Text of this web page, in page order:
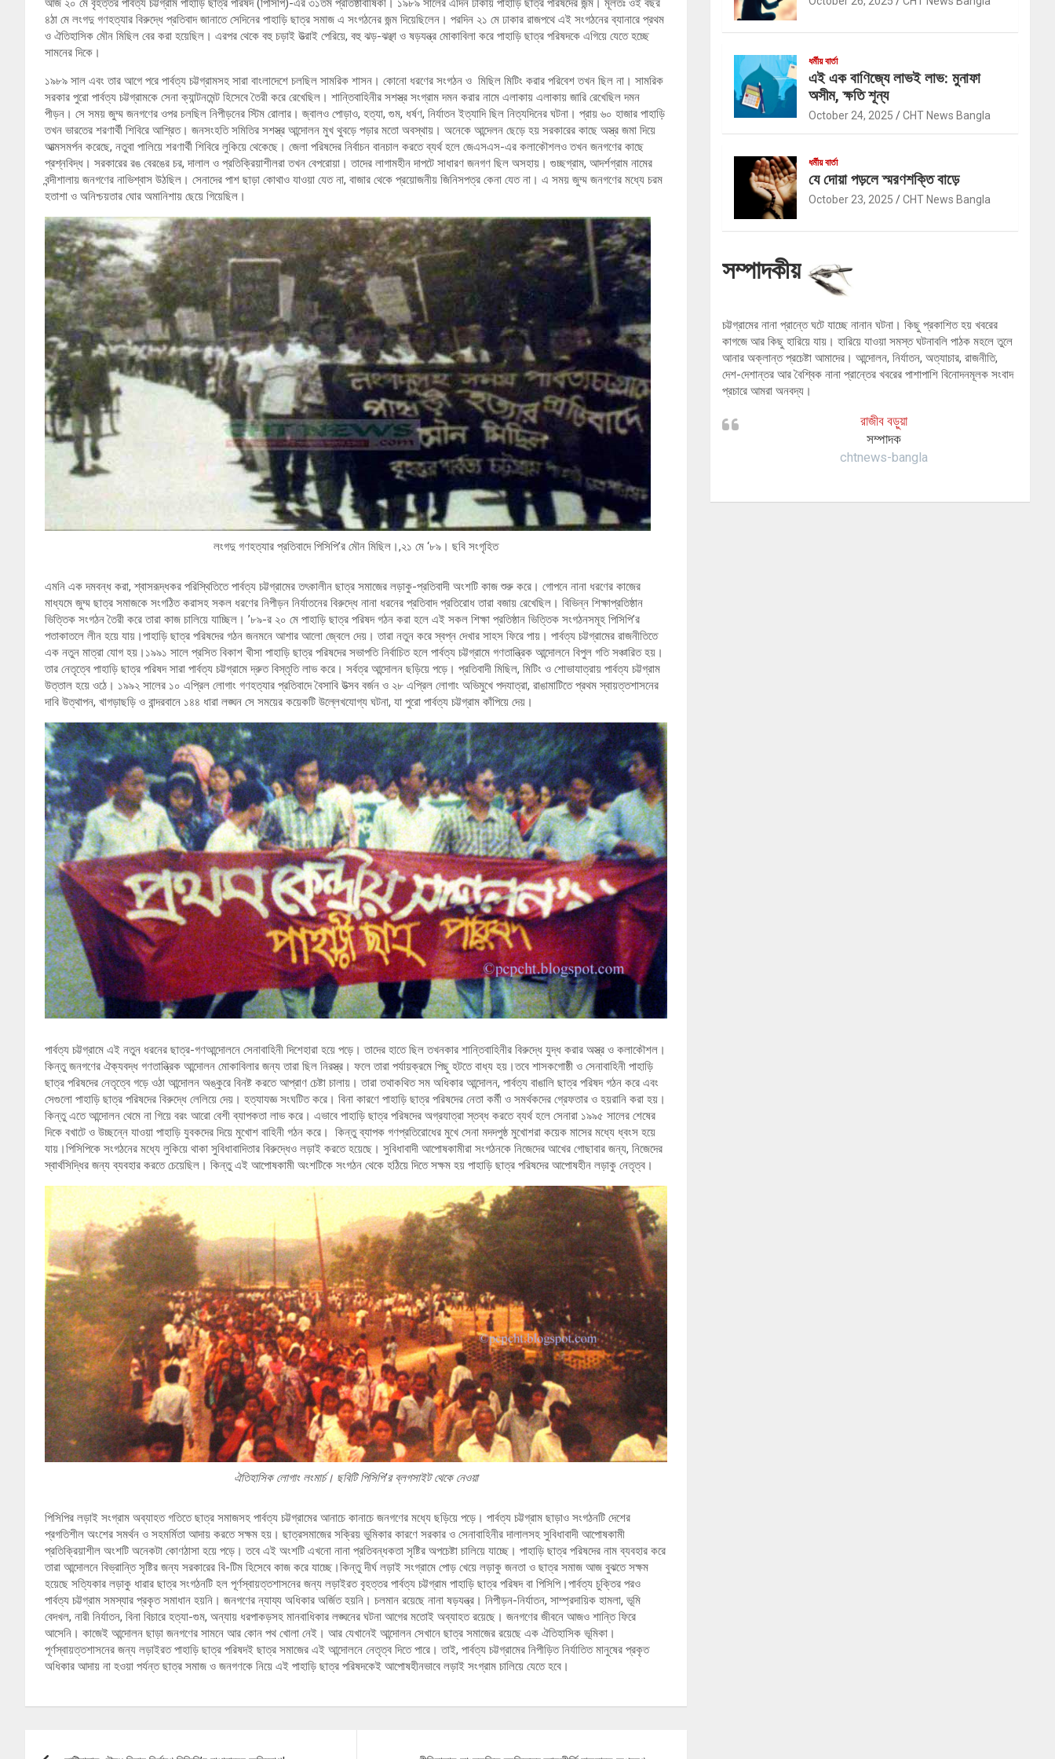
আজ ২০ মে বৃহত্তর পার্বত্য চট্টগ্রাম পাহাড়ি ছাত্র পরিষদ (পিসিপি)-এর ৩১তম প্রতিষ্ঠাবার্ষিকী। ১৯৮৯ সালের এদিন ঢাকায় পাহাড়ি ছাত্র পরিষদের জন্ম। মূলতঃ ওই বছর
৪ঠা মে লংগদু গণহত্যার বিরুদ্ধে প্রতিবাদ জানাতে সেদিনের পাহাড়ি ছাত্র সমাজ এ সংগঠনের জন্ম দিয়েছিলেন। পরদিন ২১ মে ঢাকার রাজপথে এই সংগঠনের ব্যানারে প্রথম
ও ঐতিহাসিক মৌন মিছিল বের করা হয়েছিল। এরপর থেকে বহু চড়াই উত্‍রাই পেরিয়ে, বহু ঝড়-ঝঞ্ছা ও ষড়যন্ত্র মোকাবিলা করে পাহাড়ি ছাত্র পরিষদকে এগিয়ে যেতে হচ্ছে
সামনের দিকে।
১৯৮৯ সাল এবং তার আগে পরে পার্বত্য চট্টগ্রামসহ সারা বাংলাদেশে চলছিল সামরিক শাসন। কোনো ধরণের সংগঠন ও মিছিল মিটিং করার পরিবেশ তখন ছিল না। সামরিক
সরকার পুরো পার্বত্য চট্টগ্রামকে সেনা ক্যান্টনমেন্ট হিসেবে তৈরী করে রেখেছিল। শান্তিবাহিনীর সশস্ত্র সংগ্রাম দমন করার নামে এলাকায় এলাকায় জারি রেখেছিল দমন
পীড়ন। সে সময় জুম্ম জনগণের ওপর চলছিল নিপীড়নের স্টিম রোলার। জ্বালও পোড়াও, হত্যা, গুম, ধর্ষণ, নির্যাতন ইত্যাদি ছিল নিত্যদিনের ঘটনা। প্রায় ৬০ হাজার পাহাড়ি
তখন ভারতের শরণার্থী শিবিরে আশ্রিত। জনসংহতি সমিতির সশস্ত্র আন্দোলন মুখ থুবড়ে পড়ার মতো অবস্থায়। অনেকে আন্দেলন ছেড়ে হয় সরকারের কাছে অস্ত্র জমা দিয়ে
আত্মসমর্পন করেছে, নতুবা পালিয়ে শরণার্থী শিবিরে লুকিয়ে থেকেছে। জেলা পরিষদের নির্বাচন বানচাল করতে ব্যর্থ হলে জেএসএস-এর কলাকৌশলও তখন জনগণের কাছে
প্রশ্নবিদ্ধ। সরকারের রঙ বেরঙের চর, দালাল ও প্রতিক্রিয়াশীলরা তখন বেপরোয়া। তাদের লাগামহীন দাপটে সাধারণ জনগণ ছিল অসহায়। গুচ্ছগ্রাম, আদর্শগ্রাম নামের
বন্দীশালায় জনগণের নাভিশ্বাস উঠছিল। সেনাদের পাশ ছাড়া কোথাও যাওয়া যেত না, বাজার থেকে প্রয়োজনীয় জিনিসপত্র কেনা যেত না। এ সময় জুম্ম জনগণের মধ্যে চরম
হতাশা ও অনিশ্চয়তার ঘোর অমানিশায় ছেয়ে গিয়েছিল।
লংগদু গণহত্যার প্রতিবাদে পিসিপি’র মৌন মিছিল।,২১ মে ‘৮৯। ছবি সংগৃহিত
এমনি এক দমবন্ধ করা, শ্বাসরূদ্ধকর পরিস্থিতিতে পার্বত্য চট্টগ্রামের তৎকালীন ছাত্র সমাজের লড়াকু-প্রতিবাদী অংশটি কাজ শুরু করে। গোপনে নানা ধরণের কাজের
মাধ্যমে জুম্ম ছাত্র সমাজকে সংগঠিত করাসহ সকল ধরণের নিপীড়ন নির্যাতনের বিরুদ্ধে নানা ধরনের প্রতিবাদ প্রতিরোধ তারা বজায় রেখেছিল। বিভিন্ন শিক্ষাপ্রতিষ্ঠান
ভিত্তিক সংগঠন তৈরী করে তারা কাজ চালিয়ে যাচ্ছিল। ’৮৯-র ২০ মে পাহাড়ি ছাত্র পরিষদ গঠন করা হলে এই সকল শিক্ষা প্রতিষ্ঠান ভিত্তিক সংগঠনসমূহ পিসিপি’র
পতাকাতলে লীন হয়ে যায়।পাহাড়ি ছাত্র পরিষদের গঠন জনমনে আশার আলো জ্বেলে দেয়। তারা নতুন করে স্বপ্ন দেখার সাহস ফিরে পায়। পার্বত্য চট্টগ্রামের রাজনীতিতে
এক নতুন মাত্রা যোগ হয়।১৯৯১ সালে প্রসিত বিকাশ খীসা পাহাড়ি ছাত্র পরিষদের সভাপতি নির্বাচিত হলে পার্বত্য চট্টগ্রামে গণতান্ত্রিক আন্দোলনে বিপুল গতি সঞ্চারিত হয়।
তার নেতৃত্বে পাহাড়ি ছাত্র পরিষদ সারা পার্বত্য চট্টগ্রামে দ্রুত বিস্তৃতি লাভ করে। সর্বত্র আন্দোলন ছড়িয়ে পড়ে। প্রতিবাদী মিছিল, মিটিং ও শোভাযাত্রায় পার্বত্য চট্টগ্রাম
উত্তাল হয়ে ওঠে। ১৯৯২ সালের ১০ এপ্রিল লোগাং গণহত্যার প্রতিবাদে বৈসাবি উত্‍সব বর্জন ও ২৮ এপ্রিল লোগাং অভিমুখে পদযাত্রা, রাঙামাটিতে প্রথম স্বায়ত্তশাসনের
দাবি উত্থাপন, খাগড়াছড়ি ও বান্দরবানে ১৪৪ ধারা লঙ্ঘন সে সময়ের কয়েকটি উল্লেখযোগ্য ঘটনা, যা পুরো পার্বত্য চট্টগ্রাম কাঁপিয়ে দেয়।
পার্বত্য চট্টগ্রামে এই নতুন ধরনের ছাত্র-গণআন্দোলনে সেনাবাহিনী দিশেহারা হয়ে পড়ে। তাদের হাতে ছিল তখনকার শান্তিবাহিনীর বিরুদ্ধে যুদ্ধ করার অস্ত্র ও কলাকৌশল।
কিন্তু জনগণের ঐক্যবদ্ধ গণতান্ত্রিক আন্দোলন মোকাবিলার জন্য তারা ছিল নিরস্ত্র। ফলে তারা পর্যায়ক্রমে পিছু হটতে বাধ্য হয়।তবে শাসকগোষ্ঠী ও সেনাবাহিনী পাহাড়ি
ছাত্র পরিষদের নেতৃত্বে গড়ে ওঠা আন্দোলন অঙ্কুরে বিনষ্ট করতে আপ্রাণ চেষ্টা চালায়। তারা তথাকথিত সম অধিকার আন্দোলন, পার্বত্য বাঙালি ছাত্র পরিষদ গঠন করে এবং
সেগুলো পাহাড়ি ছাত্র পরিষদের বিরুদ্ধে লেলিয়ে দেয়। হত্যাযজ্ঞ সংঘটিত করে। বিনা কারণে পাহাড়ি ছাত্র পরিষদের নেতা কর্মী ও সমর্থকদের গ্রেফতার ও হয়রানি করা হয়।
কিন্তু এতে আন্দোলন থেমে না গিয়ে বরং আরো বেশী ব্যাপকতা লাভ করে। এভাবে পাহাড়ি ছাত্র পরিষদের অগ্রযাত্রা স্তব্ধ করতে ব্যর্থ হলে সেনারা ১৯৯৫ সালের শেষের
দিকে বখাটে ও উচ্ছন্নে যাওয়া পাহাড়ি যুবকদের দিয়ে মুখোশ বাহিনী গঠন করে। কিন্তু ব্যাপক গণপ্রতিরোধের মুখে সেনা মদদপুষ্ঠ মুখোশরা কয়েক মাসের মধ্যে ধ্বংস হয়ে
যায়।পিসিপিকে সংগঠনের মধ্যে লুকিয়ে থাকা সুবিধাবাদিতার বিরুদ্ধেও লড়াই করতে হয়েছে। সুবিধাবাদী আপোষকামীরা সংগঠনকে নিজেদের আখের গোছাবার জন্য, নিজেদের
স্বার্থসিদ্ধির জন্য ব্যবহার করতে চেয়েছিল। কিন্তু এই আপোষকামী অংশটিকে সংগঠন থেকে হঠিয়ে দিতে সক্ষম হয় পাহাড়ি ছাত্র পরিষদের আপোষহীন লড়াকু নেতৃত্ব।
ঐতিহাসিক লোগাং লংমার্চ। ছবিটি পিসিপি’র ব্লগসাইট থেকে নেওয়া
পিসিপির লড়াই সংগ্রাম অব্যাহত গতিতে ছাত্র সমাজসহ পার্বত্য চট্টগ্রামের আনাচে কানাচে জনগণের মধ্যে ছড়িয়ে পড়ে। পার্বত্য চট্টগ্রাম ছাড়াও সংগঠনটি দেশের
প্রগতিশীল অংশের সমর্থন ও সহমর্মিতা আদায় করতে সক্ষম হয়। ছাত্রসমাজের সক্রিয় ভুমিকার কারণে সরকার ও সেনাবাহিনীর দালালসহ সুবিধাবাদী আপোষকামী
প্রতিক্রিয়াশীল অংশটি অনেকটা কোণঠাসা হয়ে পড়ে। তবে এই অংশটি এখনো নানা প্রতিবন্ধকতা সৃষ্টির অপচেষ্টা চালিয়ে যাচ্ছে। পাহাড়ি ছাত্র পরিষদের নাম ব্যবহার করে
তারা আন্দোলনে বিভ্রান্তি সৃষ্টির জন্য সরকারের বি-টিম হিসেবে কাজ করে যাচ্ছে।কিন্তু দীর্ঘ লড়াই সংগ্রামে পোড় খেয়ে লড়াকু জনতা ও ছাত্র সমাজ আজ বুঝতে সক্ষম
হয়েছে সত্যিকার লড়াকু ধারার ছাত্র সংগঠনটি হল পূর্ণস্বায়ত্তশাসনের জন্য লড়াইরত বৃহত্তর পার্বত্য চট্টগ্রাম পাহাড়ি ছাত্র পরিষদ বা পিসিপি।পার্বত্য চুক্তির পরও
পার্বত্য চট্টগ্রাম সমস্যার প্রকৃত সমাধান হয়নি। জনগণের ন্যায্য অধিকার অর্জিত হয়নি। চলমান রয়েছে নানা ষড়যন্ত্র। নিপীড়ন-নির্যাতন, সাম্প্রদায়িক হামলা, ভূমি
বেদখল, নারী নির্যাতন, বিনা বিচারে হত্যা-গুম, অন্যায় ধরপাকড়সহ মানবাধিকার লঙ্ঘনের ঘটনা আগের মতোই অব্যাহত রয়েছে। জনগণের জীবনে আজও শান্তি ফিরে
আসেনি। কাজেই আন্দোলন ছাড়া জনগণের সামনে আর কোন পথ খোলা নেই। আর যেখানেই আন্দোলন সেখানে ছাত্র সমাজের রয়েছে এক ঐতিহাসিক ভূমিকা।
পূর্ণস্বায়ত্তশাসনের জন্য লড়াইরত পাহাড়ি ছাত্র পরিষদই ছাত্র সমাজের এই আন্দোলনে নেতৃত্ব দিতে পারে। তাই, পার্বত্য চট্টগ্রামের নিপীড়িত নির্যাতিত মানুষের প্রকৃত
অধিকার আদায় না হওয়া পর্যন্ত ছাত্র সমাজ ও জনগণকে নিয়ে এই পাহাড়ি ছাত্র পরিষদকেই আপোষহীনভাবে লড়াই সংগ্রাম চালিয়ে যেতে হবে।
ধর্মীয় বার্তা
এই এক বাণিজ্যে লাভই লাভ: মুনাফা
অসীম, ক্ষতি শূন্য
October 24, 2025 CHT News Bangla
ধর্মীয় বার্তা
যে দোয়া পড়লে স্মরণশক্তি বাড়ে
October 23, 2025 CHT News Bangla
সম্পাদকীয়
চট্টগ্রামের নানা প্রান্তে ঘটে যাচ্ছে নানান ঘটনা। কিছু প্রকাশিত হয় খবরের
কাগজে আর কিছু হারিয়ে যায়। হারিয়ে যাওয়া সমস্ত ঘটনাবলি পাঠক মহলে তুলে
আনার অক্লান্ত প্রচেষ্টা আমাদের। আন্দোলন, নির্যাতন, অত্যাচার, রাজনীতি,
দেশ-দেশান্তর আর বৈশ্বিক নানা প্রান্তের খবরের পাশাপাশি বিনোদনমূলক সংবাদ
প্রচারে আমরা অনবদ্য।
রাজীব বড়ুয়া
সম্পাদক
chtnews-bangla